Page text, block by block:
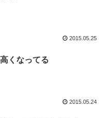
2015.05.25
くなってる
2015.05.24